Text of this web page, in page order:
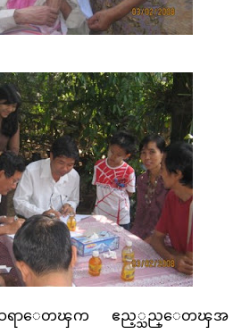
ရာေတၾက ဧည့္သည္ေတၾအ